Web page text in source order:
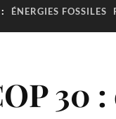
ÉNERGIES FOSSILES
30